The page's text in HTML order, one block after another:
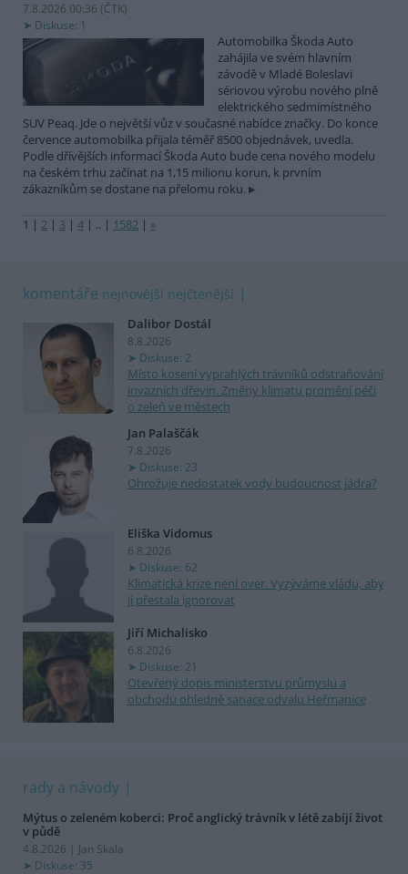
7.8.2026 00:36 (ČTK)
Diskuse: 1
Automobilka Škoda Auto
zahájila ve svém hlavním
závodě v Mladé Boleslavi
sériovou výrobu nového plně
elektrického sedmimístného
SUV Peaq. Jde o největší vůz v současné nabídce značky. Do konce
července automobilka přijala téměř 8500 objednávek, uvedla.
Podle dřívějších informací Škoda Auto bude cena nového modelu
na českém trhu začínat na 1,15 milionu korun, k prvním
zákazníkům se dostane na přelomu roku.
1 | 2 | 3 | 4 | .. | 1582 | »
komentáře nejnovější nejčtenější
Dalibor Dostál
8.8.2026
Diskuse: 2
Místo kosení vyprahlých trávníků odstraňování
invazních dřevin. Změny klimatu promění péči
o zeleň ve městech
Jan Palaščák
7.8.2026
Diskuse: 23
Ohrožuje nedostatek vody budoucnost jádra?
Eliška Vidomus
6.8.2026
Diskuse: 62
Klimatická krize není over. Vyzýváme vládu, aby
ji přestala ignorovat
Jiří Michalisko
6.8.2026
Diskuse: 21
Otevřený dopis ministerstvu průmyslu a
obchodu ohledně sanace odvalu Heřmanice
rady a návody
Mýtus o zeleném koberci: Proč anglický trávník v létě zabíjí život
v půdě
4.8.2026 | Jan Skala
Diskuse: 35